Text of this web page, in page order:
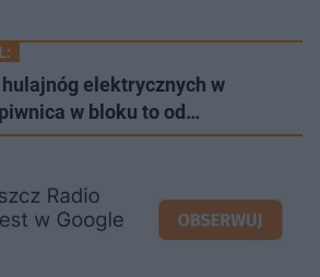
elektrycznych w
w bloku to od…